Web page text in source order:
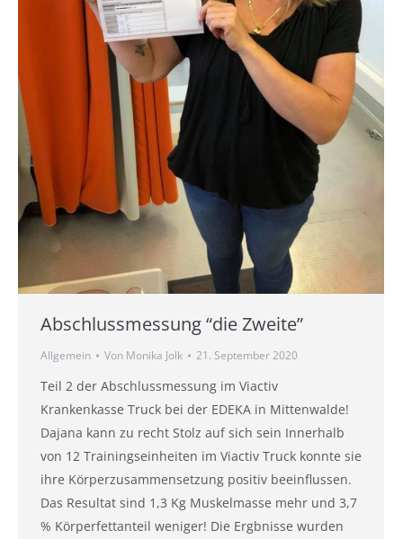
Abschlussmessung “die Zweite”
Allgemein Von Monika Jolk 21. September 2020
Teil 2 der Abschlussmessung im Viactiv
Krankenkasse Truck bei der EDEKA in Mittenwalde!
Dajana kann zu recht Stolz auf sich sein Innerhalb
von 12 Trainingseinheiten im Viactiv Truck konnte sie
ihre Körperzusammensetzung positiv beeinflussen.
Das Resultat sind 1,3 Kg Muskelmasse mehr und 3,7
% Körperfettanteil weniger! Die Ergbnisse wurden